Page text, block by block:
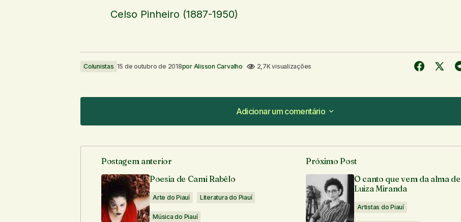
Celso Pinheiro (1887-1950)
Colunistas 15 de outubro de 2018por Alisson Carvalho 2,7K visualizações
Adicionar um comentário
Adicionar um comentário
O seu endereço de e-mail não será publicado. Campos obrigatórios são marcados com*
Comentário*
Postagem anterior
Poesia de Cami Rabêlo
Arte do Piauí Literatura do Piauí
Música do Piauí
Próximo Post
O canto que vem da alma de
Luiza Miranda
Artistas do Piauí